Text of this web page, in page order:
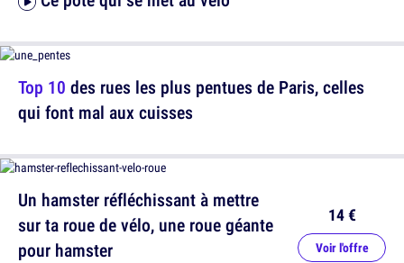
Top 10 des rues les plus pentues de Paris, celles
qui font mal aux cuisses
Un hamster réfléchissant à mettre
sur ta roue de vélo, une roue géante
pour hamster
14 €
Voir l'offre